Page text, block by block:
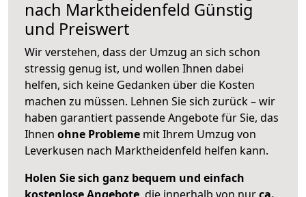
nach Marktheidenfeld Günstig
und Preiswert
Wir verstehen, dass der Umzug an sich schon
stressig genug ist, und wollen Ihnen dabei
helfen, sich keine Gedanken über die Kosten
machen zu müssen. Lehnen Sie sich zurück – wir
haben garantiert passende Angebote für Sie, das
Ihnen ohne Probleme mit Ihrem Umzug von
Leverkusen nach Marktheidenfeld helfen kann.
Holen Sie sich ganz bequem und einfach